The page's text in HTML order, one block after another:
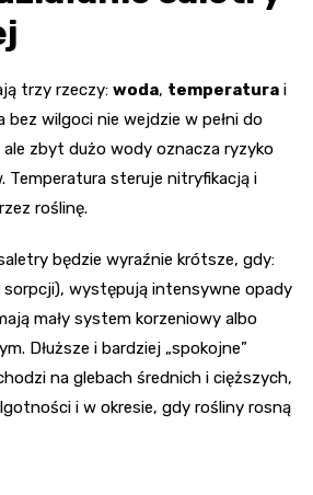
trzy rzeczy: woda, temperatura i
bez wilgoci nie wejdzie w pełni do
zbyt dużo wody oznacza ryzyko
Temperatura steruje nitryfikacją i
roślinę.
będzie wyraźnie krótsze, gdy:
sorpcji), występują intensywne opady
mały system korzeniowy albo
Dłuższe i bardziej „spokojne”
na glebach średnich i cięższych,
i w okresie, gdy rośliny rosną